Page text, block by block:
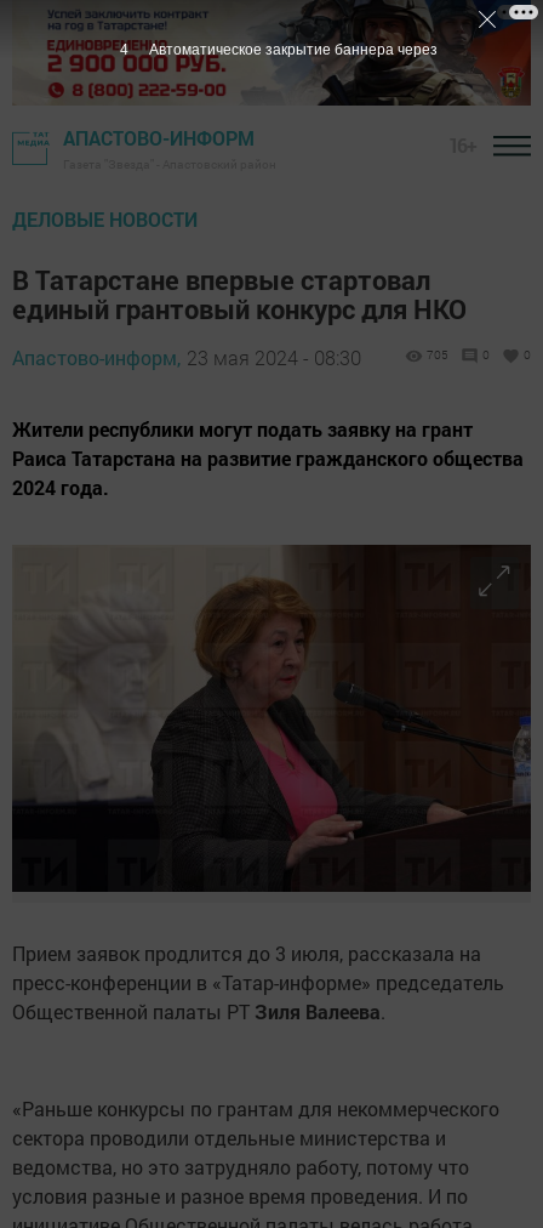
АПАСТОВО-ИНФОРМ
ДЕЛОВЫЕ НОВОСТИ
В Татарстане впервые стартовал
единый грантовый конкурс для НКО
Апастово-информ, 23 мая 2024 - 08:30 705 0 0
Жители республики могут подать заявку на грант
Раиса Татарстана на развитие гражданского общества
2024 года.
Прием заявок продлится до 3 июля, рассказала на
пресс-конференции в «Татар-информе» председатель
Общественной палаты РТ Зиля Валеева.
«Раньше конкурсы по грантам для некоммерческого
сектора проводили отдельные министерства и
ведомства, но это затрудняло работу, потому что
условия разные и разное время проведения. И по
2 Автоматическое закрытие баннера через